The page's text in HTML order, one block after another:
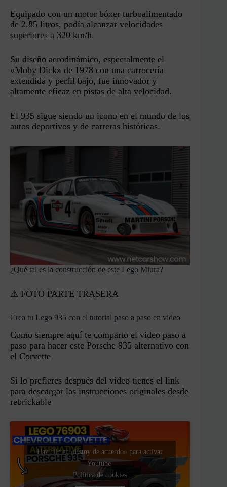
Equipado con un motor bóxer turboalimentado
de 2.85 litros, podía alcanzar velocidades
superiores a 320 km/h.
Su diseño aerodinámico, especialmente el
«Moby Dick» de 1978 con una carrocería
extendida y perfil bajo, fue innovador y
altamente eficaz en pistas de alta velocidad.
El 935 sigue siendo un icono en el mundo de los
autos deportivos y de carreras históricas.
¿Qué tal es la construcción de este Lego Miura?
⚠ FOTO PARTE TRASERA
Crea tu Lego 935 con el tutorial paso a paso en video
Como siempre aquí te comparto el video paso a
paso para hacer este Porsche 935 alternativo con
el Corvette
Si lo prefieres después del video tienes el link
para descargar las instrucciones originales desde
rebrickable
Haz clic en «Estoy de acuerdo» para activar
Youtube
Política de cookies